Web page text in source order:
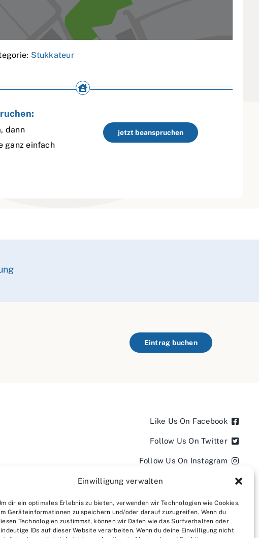
Einwilligung verwalten
dir ein optimales Erlebnis zu bieten, verwenden wir Technologien wie Cookies,
Geräteinformationen zu speichern und/oder darauf zuzugreifen. Wenn du
Technologien zustimmst, können wir Daten wie das Surfverhalten oder
IDs auf dieser Website verarbeiten. Wenn du deine Einwilligung nicht
Stukkateur
dann
ganz einfach
jetzt beanspruchen
Eintrag buchen
Like Us On Facebook
Follow Us On Twitter
Follow Us On Instagram
Follow Us On LinkedIn
Follow us on YouTube
Follow us on Pinterest